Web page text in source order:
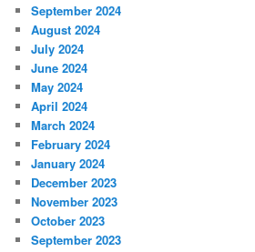
September 2024
August 2024
July 2024
June 2024
May 2024
April 2024
March 2024
February 2024
January 2024
December 2023
November 2023
October 2023
September 2023